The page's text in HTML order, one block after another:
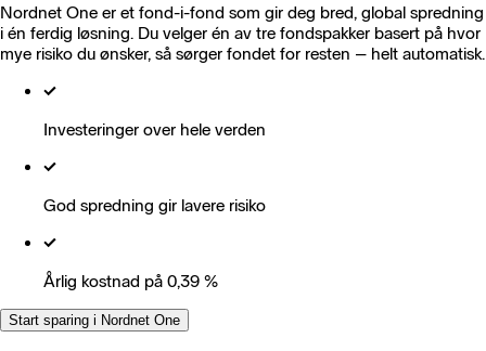
Nordnet One er et fond-i-fond som gir deg bred, global spredning
i én ferdig løsning. Du velger én av tre fondspakker basert på hvor
mye risiko du ønsker, så sørger fondet for resten – helt automatisk.
Investeringer over hele verden
God spredning gir lavere risiko
Årlig kostnad på 0,39 %
Start sparing i Nordnet One